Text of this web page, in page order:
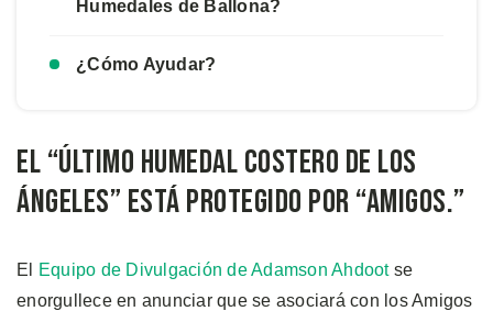
Humedales de Ballona?
¿Cómo Ayudar?
El “Último Humedal Costero de Los
Ángeles” está protegido por “Amigos.”
El Equipo de Divulgación de Adamson Ahdootse
enorgullece en anunciar que se asociará con los Amigos